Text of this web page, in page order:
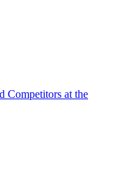
Competitors at the